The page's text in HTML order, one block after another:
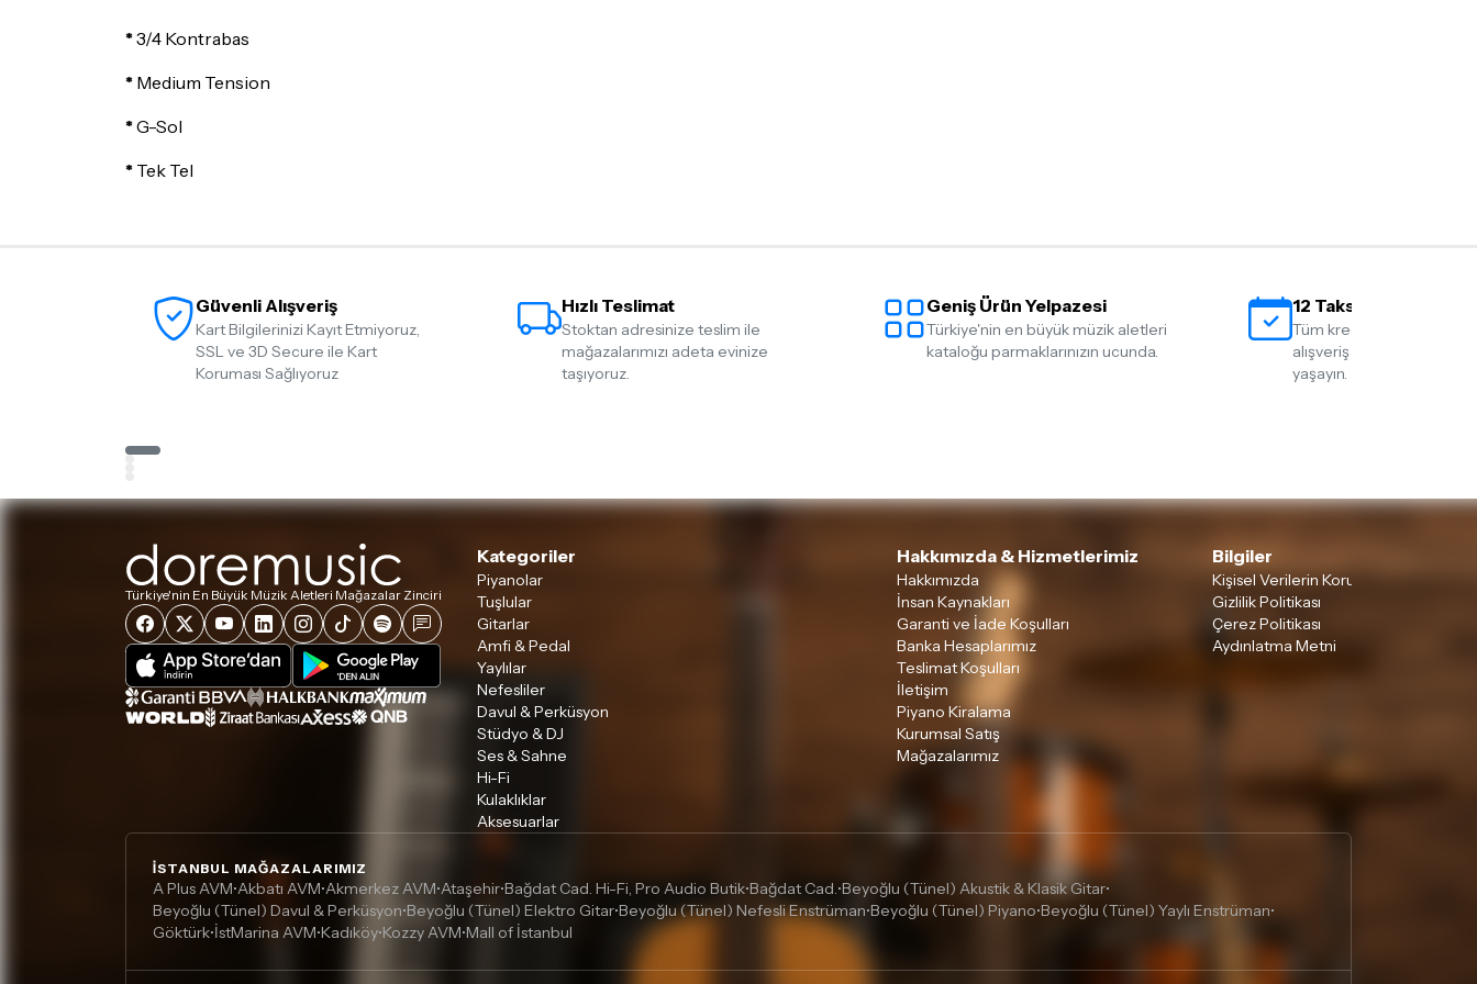
*3/4 Kontrabas
* Medium Tension
*G-Sol
* Tek Tel
Güvenli Alışveriş
Kart Bilgilerinizi Kayıt Etmiyoruz,
SSL ve 3D Secure ile Kart
Koruması Sağlıyoruz
Hızlı Teslimat
Stoktan adresinize teslim ile
mağazalarımızı adeta evinize
taşıyoruz.
Geniş Ürün Yelpazesi
Türkiye'nin en büyük müzik aletleri
kataloğu parmaklarınızın ucunda.
12 Taksit İmkanı
Tüm kredi kartlarına 12
alışveriş yapmanın
yaşayın.
Türkiye'nin En Büyük Müzik Aletleri Mağazalar Zinciri
Kategoriler
Piyanolar
Tuşlular
Gitarlar
Amfi & Pedal
Yaylılar
Nefesliler
Davul & Perküsyon
Stüdyo & DJ
Ses & Sahne
Hi-Fi
Kulaklıklar
Aksesuarlar
Hakkımızda & Hizmetlerimiz
Hakkımızda
İnsan Kaynakları
Garanti ve İade Koşulları
Banka Hesaplarımız
Teslimat Koşulları
İletişim
Piyano Kiralama
Kurumsal Satış
Mağazalarımız
Bilgiler
Kişisel Verilerin Korunması
Gizlilik Politikası
Çerez Politikası
Aydınlatma Metni
İSTANBUL MAĞAZALARIMIZ
A Plus AVM•Akbatı AVM•Akmerkez AVM•Ataşehir•Bağdat Cad. Hi-Fi, Pro Audio Butik•Bağdat Cad.•Beyoğlu (Tünel) Akustik & Klasik Gitar•
Beyoğlu (Tünel) Davul & Perküsyon•Beyoğlu (Tünel) Elektro Gitar•Beyoğlu (Tünel) Nefesli Enstrüman•Beyoğlu (Tünel) Piyano•Beyoğlu (Tünel) Yaylı Enstrüman•
Göktürk•İstMarina AVM•Kadıköy•Kozzy AVM•Mall of İstanbul